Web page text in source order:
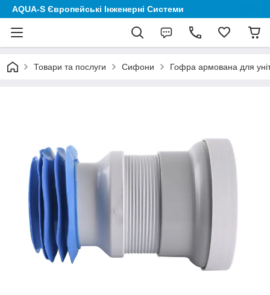
AQUA-S Європейські Інженерні Системи
Товари та послуги Сифони Гофра армована для